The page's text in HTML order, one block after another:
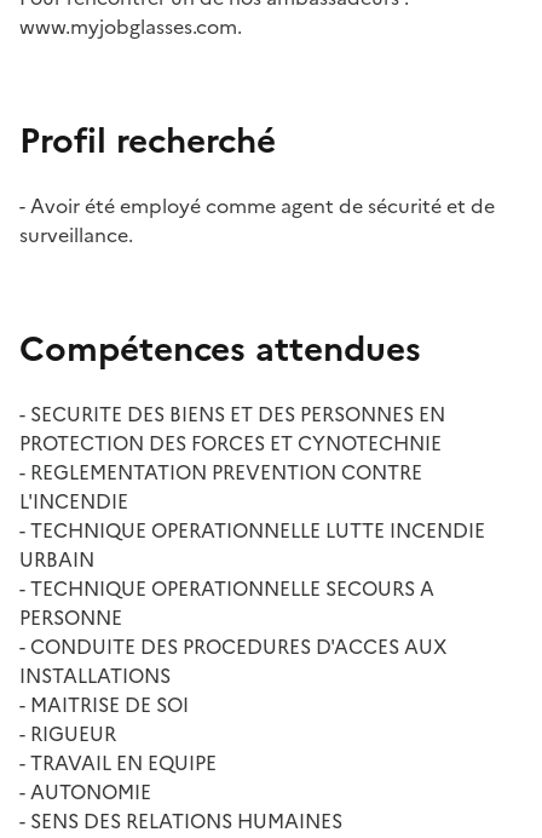
www.myjobglasses.com.
Profil recherché
- Avoir été employé comme agent de sécurité et de
surveillance.
Compétences attendues
- SECURITE DES BIENS ET DES PERSONNES EN
PROTECTION DES FORCES ET CYNOTECHNIE
- REGLEMENTATION PREVENTION CONTRE
L'INCENDIE
- TECHNIQUE OPERATIONNELLE LUTTE INCENDIE
URBAIN
- TECHNIQUE OPERATIONNELLE SECOURS A
PERSONNE
- CONDUITE DES PROCEDURES D'ACCES AUX
INSTALLATIONS
- MAITRISE DE SOI
- RIGUEUR
- TRAVAIL EN EQUIPE
- AUTONOMIE
- SENS DES RELATIONS HUMAINES